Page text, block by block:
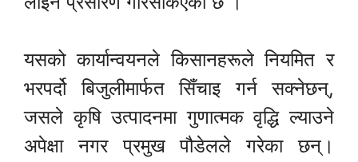
यसको कार्यान्वयनले किसानहरूले नियमित र
भरपर्दो बिजुलीमार्फत सिँचाइ गर्न सक्नेछन्,
जसले कृषि उत्पादनमा गुणात्मक वृद्धि ल्याउने
अपेक्षा नगर प्रमुख पौडेलले गरेका छन्।